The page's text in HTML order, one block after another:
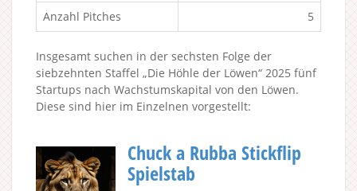
Anzahl Pitches
5
Insgesamt suchen in der sechsten Folge der
siebzehnten Staffel „Die Höhle der Löwen“ 2025 fünf
Startups nach Wachstumskapital von den Löwen.
Diese sind hier im Einzelnen vorgestellt:
Chuck a Rubba Stickflip
Spielstab